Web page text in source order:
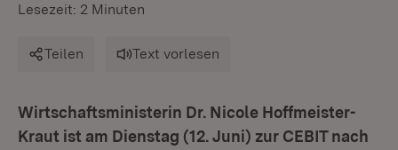
Lesezeit: 2 Minuten
Teilen Text vorlesen
Wirtschaftsministerin Dr. Nicole Hoffmeister-
Kraut ist am Dienstag (12. Juni) zur CEBIT nach